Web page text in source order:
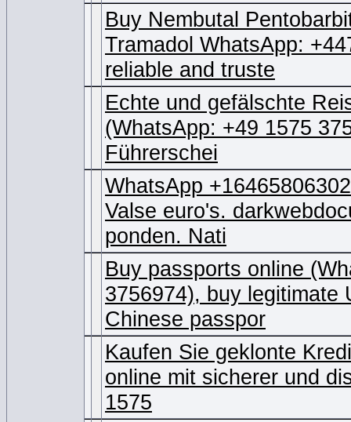
Buy Nembutal
Tramadol WhatsApp:
reliable and truste
Echte und gefälschte
(WhatsApp: +49 1575
Führerschei
WhatsApp
Valse euro's.
ponden. Nati
Buy passports online
3756974), buy legitimate
Chinese passpor
Kaufen Sie geklonte
online mit sicherer und
1575